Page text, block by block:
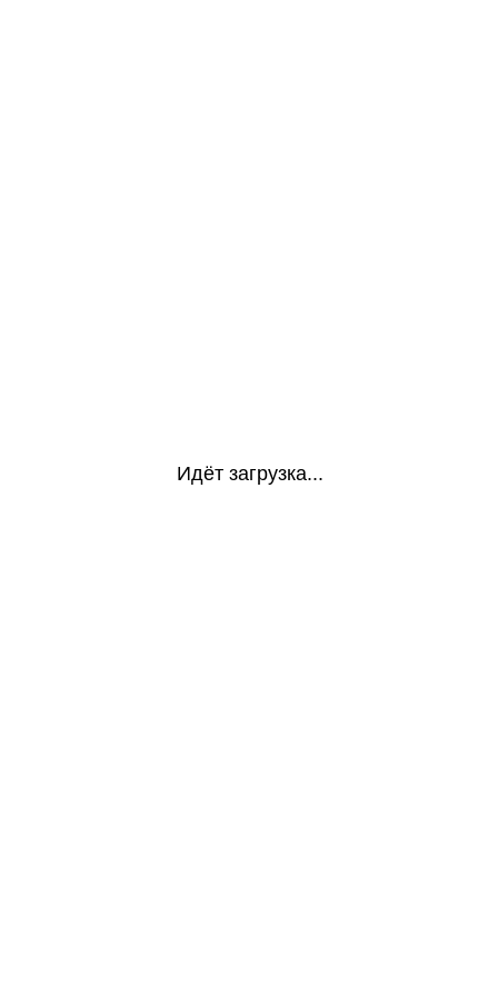
Идёт загрузка...